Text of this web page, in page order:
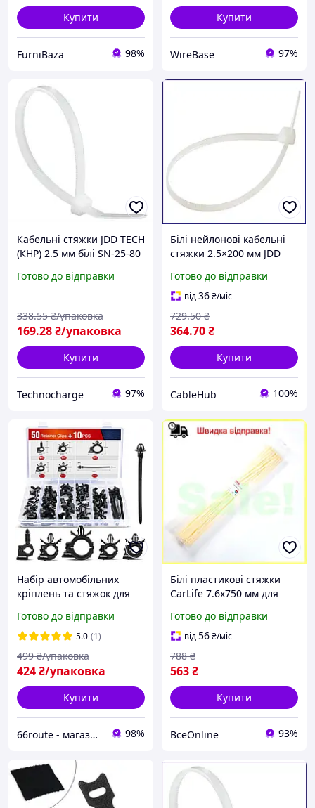
Купити
FurniBaza 98%
Купити
WireBase 97%
Кабельні стяжки JDD TECH
(КНР) 2.5 мм білі SN-25-80
рішення для акуратного
Готово до відправки
169.28₴/упаковка
338.55 ₴/упаковка
Купити
Technocharge 97%
Білі нейлонові кабельні
стяжки 2.5×200 мм JDD
нейлонові 100 шт. для
проведення
Готово до відправки
від36₴/міс
364.70₴
729.50 ₴
Купити
CableHub 100%
Набір автомобільних
кріплень та стяжок для
шт
Готово до відправки
5.0 (1)
424₴/упаковка
499 ₴/упаковка
Купити
66route - магазин автотоварів 98%
Білі пластикові стяжки
CarLife 7.6x750 мм для
фіксатори для організації
проводки
Готово до відправки
від56₴/міс
563₴
788 ₴
Купити
ВсеOnline 93%